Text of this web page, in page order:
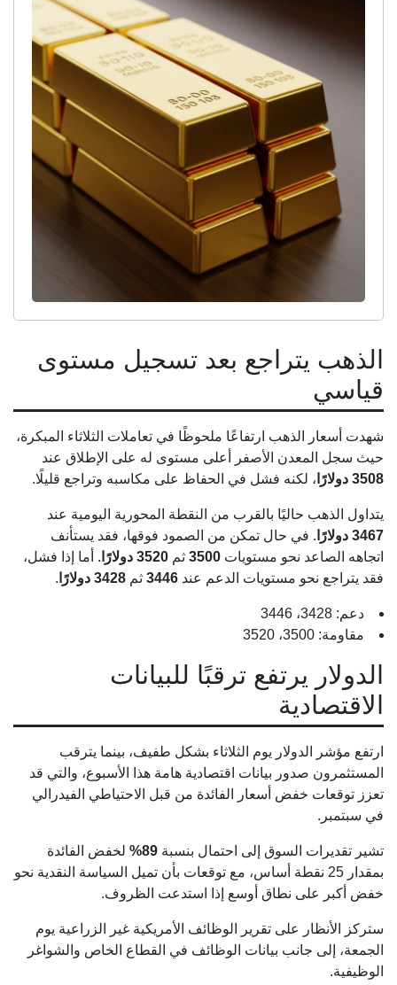
الذهب يتراجع بعد تسجيل مستوى
قياسي
شهدت أسعار الذهب ارتفاعًا ملحوظًا في تعاملات الثلاثاء المبكرة،
حيث سجل المعدن الأصفر أعلى مستوى له على الإطلاق عند
3508 دولارًا
، لكنه فشل في الحفاظ على مكاسبه وتراجع قليلًا.
يتداول الذهب حاليًا بالقرب من النقطة المحورية اليومية عند
3467 دولارًا
. في حال تمكن من الصمود فوقها، فقد يستأنف
اتجاهه الصاعد نحو مستويات 3500 ثم 3520 دولارًا
. أما إذا فشل،
فقد يتراجع نحو مستويات الدعم عند 3446 ثم 3428 دولارًا .
دعم: 3428، 3446
مقاومة: 3500، 3520
الدولار يرتفع ترقبًا للبيانات
الاقتصادية
ارتفع مؤشر الدولار يوم الثلاثاء بشكل طفيف، بينما يترقب
المستثمرون صدور بيانات اقتصادية هامة هذا الأسبوع، والتي قد
تعزز توقعات خفض أسعار الفائدة من قبل الاحتياطي الفيدرالي
في سبتمبر.
تشير تقديرات السوق إلى احتمال بنسبة 89%
لخفض الفائدة
بمقدار 25 نقطة أساس، مع توقعات بأن تميل السياسة النقدية نحو
خفض أكبر على نطاق أوسع إذا استدعت الظروف.
ستركز الأنظار على تقرير الوظائف الأمريكية غير الزراعية يوم
الجمعة، إلى جانب بيانات الوظائف في القطاع الخاص والشواغر
الوظيفية.